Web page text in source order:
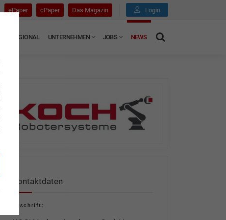
ePaper cPaper Das Magazin Login
REGIONAL UNTERNEHMEN JOBS NEWS
Kontaktdaten
Anschrift: